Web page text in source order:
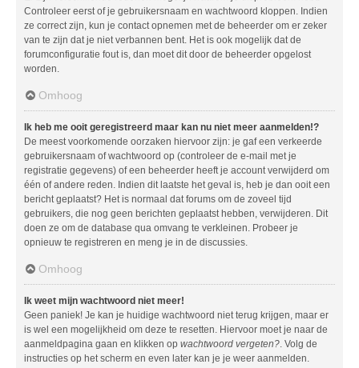
Controleer eerst of je gebruikersnaam en wachtwoord kloppen. Indien
ze correct zijn, kun je contact opnemen met de beheerder om er zeker
van te zijn dat je niet verbannen bent. Het is ook mogelijk dat de
forumconfiguratie fout is, dan moet dit door de beheerder opgelost
worden.
Omhoog
Ik heb me ooit geregistreerd maar kan nu niet meer aanmelden!?
De meest voorkomende oorzaken hiervoor zijn: je gaf een verkeerde
gebruikersnaam of wachtwoord op (controleer de e-mail met je
registratie gegevens) of een beheerder heeft je account verwijderd om
één of andere reden. Indien dit laatste het geval is, heb je dan ooit een
bericht geplaatst? Het is normaal dat forums om de zoveel tijd
gebruikers, die nog geen berichten geplaatst hebben, verwijderen. Dit
doen ze om de database qua omvang te verkleinen. Probeer je
opnieuw te registreren en meng je in de discussies.
Omhoog
Ik weet mijn wachtwoord niet meer!
Geen paniek! Je kan je huidige wachtwoord niet terug krijgen, maar er
is wel een mogelijkheid om deze te resetten. Hiervoor moet je naar de
aanmeldpagina gaan en klikken op wachtwoord vergeten?. Volg de
instructies op het scherm en even later kan je je weer aanmelden.